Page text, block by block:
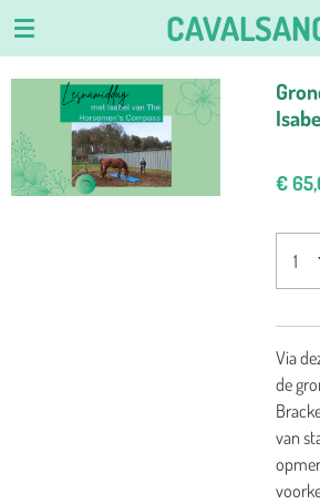
Ga
naar
hoofdinhoud
€
Via
de
van